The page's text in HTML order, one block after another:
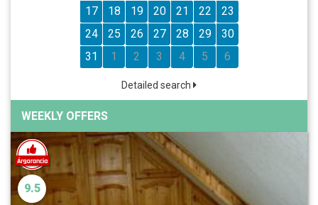
17
18 19 20 21 22
23
24
25 26 27 28 29
30
31
1 2 3 4 5 6
Detailed search
WEEKLY OFFERS
9.5